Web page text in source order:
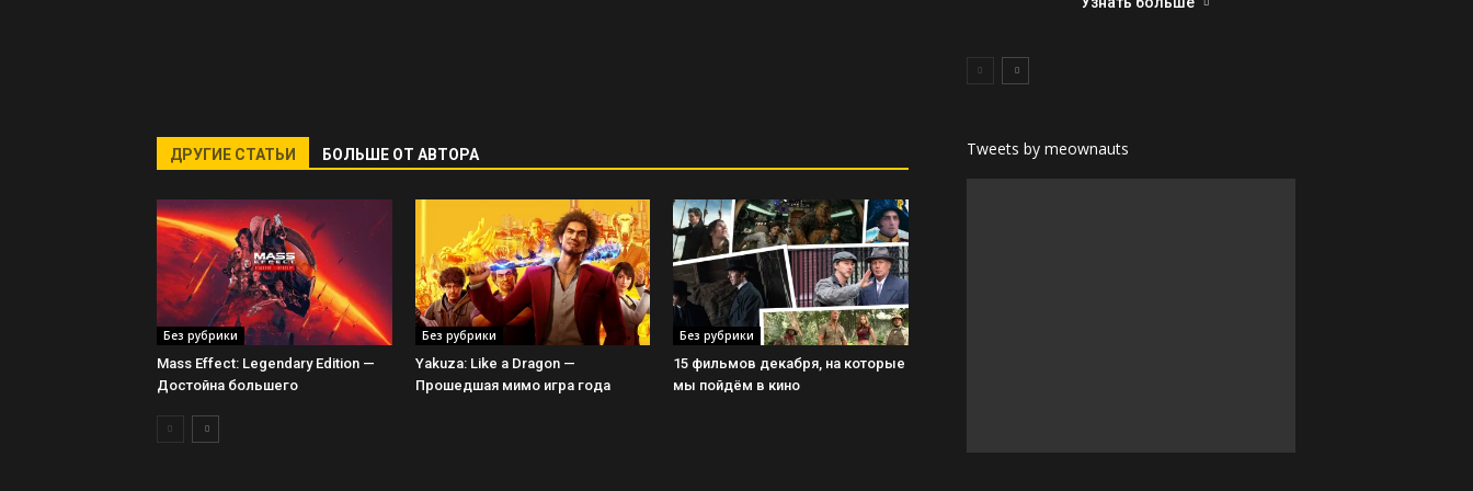
ДРУГИЕ СТАТЬИ БОЛЬШЕ ОТ АВТОРА
Без рубрики
Mass Effect: Legendary Edition —
Достойна большего
Без рубрики
Yakuza: Like a Dragon —
Прошедшая мимо игра года
Без рубрики
15 фильмов декабря, на которые
мы пойдём в кино
Tweets by meownauts